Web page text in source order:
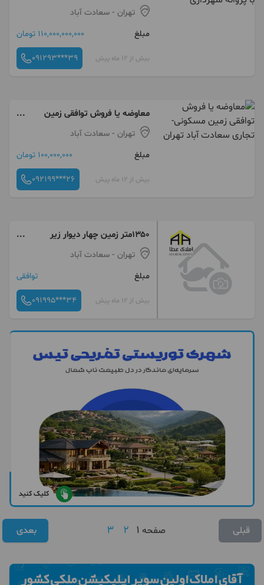
شهرداری
تهران - سعادت آباد
مبلغ
110,000,000,000 تومان
بیش از 12 ماه پیش 091293***39
معاوضه یا فروش توافقی زمین
مسکونی- تجاری سعادت آباد
تهران - سعادت آباد
مبلغ
100,000,000 تومان
بیش از 12 ماه پیش 092199***26
۱۳۵۰متر زمین چهار دیوار زیر
قیمت منطقه
تهران - سعادت آباد
مبلغ
توافقی
بیش از 12 ماه پیش 091995***34
کلیک کنید
قبلی صفحه 1
2
3 بعدی